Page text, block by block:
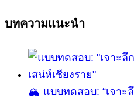
บทความแนะนำ
🏔️ แบบทดสอบ: “เจาะ